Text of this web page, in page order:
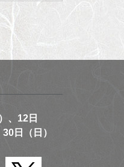
、12日
日（日）